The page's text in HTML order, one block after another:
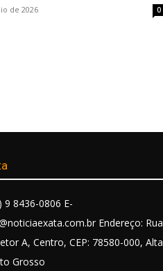
de 2026 0
9 8436-0806 E-
Endereço: Rua
A, Centro, CEP: 78580-000, Alta
Grosso